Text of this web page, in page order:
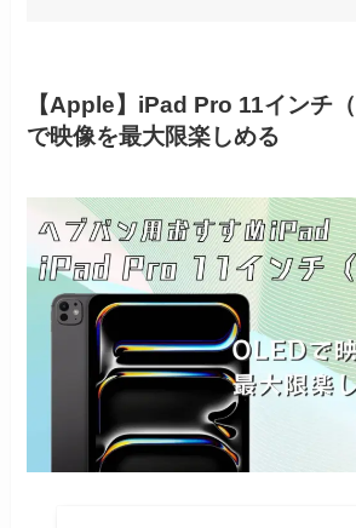
【Apple】iPad Pro 11インチ
で映像を最大限楽しめる